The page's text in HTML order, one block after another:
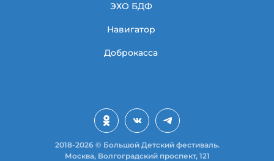
ЭХО БДФ
Навигатор
Доброкасса
2018-2026 © Большой Детский фестиваль.
Москва, Волгоградский проспект, 121